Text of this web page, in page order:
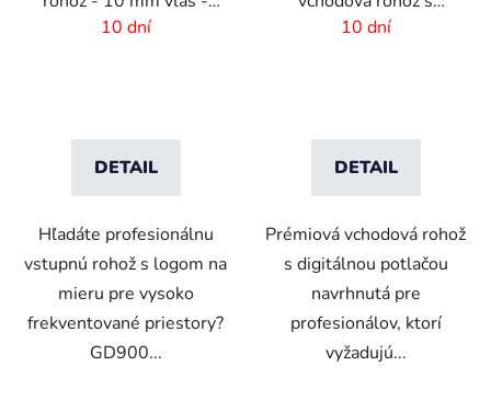
rozmer na mieru
10 dní
DETAIL
Hľadáte profesionálnu
vstupnú rohož s logom na
mieru pre vysoko
frekventované priestory?
GD900...
digitálnou potlačou - 6
10 dní
DETAIL
Prémiová vchodová rohož
s digitálnou potlačou
navrhnutá pre
profesionálov, ktorí
vyžadujú...